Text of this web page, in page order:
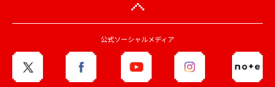
公式ソーシャルメディア